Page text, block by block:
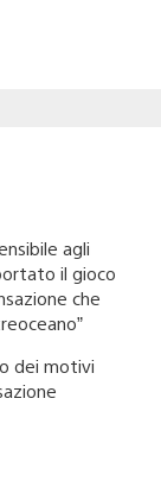
agli
il gioco
che
dei motivi